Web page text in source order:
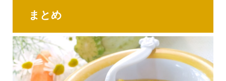
まとめ